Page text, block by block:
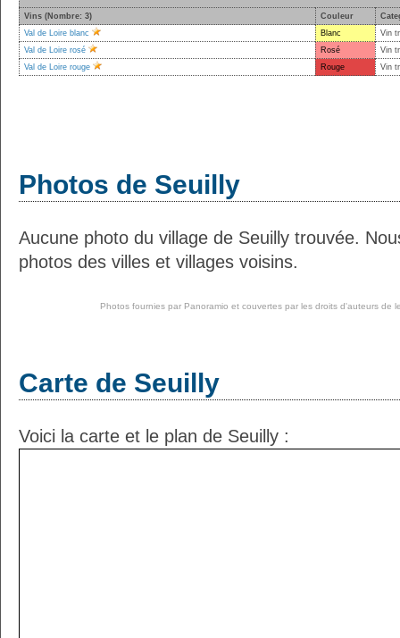
Vins (Nombre: 3) Couleur
Val de Loire blanc
Blanc
Vin
Val de Loire rosé
Rosé
Vin
Val de Loire rouge
Rouge Vin
Photos de Seuilly
Aucune photo du village de Seuilly trouvée.
photos des villes et villages voisins.
Photos fournies par Panoramio et couvertes par les droits d'auteurs de
Carte de Seuilly
Voici la carte et le plan de Seuilly :